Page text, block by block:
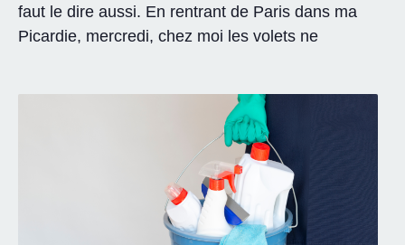
faut le dire aussi. En rentrant de Paris dans ma
Picardie, mercredi, chez moi les volets ne